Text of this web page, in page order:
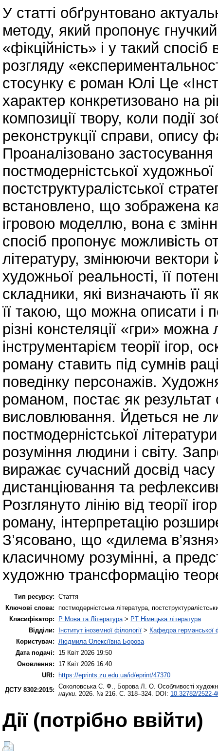
У статті обґрунтовано
методу, який пропонує
«фікційність» і у такий
розгляду
стосунку є роман Юлі Це
характер конкретизовано на
композиції твору, коли події
реконструкції справи, опису
Проаналізовано застосування
постмодерністської
постструктуралістської
встановлено, що зображена
ігровою моделлю, вона є
спосіб пропонує можливість
літературу, змінюючи
художньої реальності, її
складники, які визначають її
її такою, що можна описати і
різні констеляції «гри»
інструментарієм теорії ігор,
роману ставить під сумнів
поведінку персонажів.
романом, постає як результат
висловлювання. Йдеться не
постмодерністської
розуміння людини і світу.
виражає сучасний досвід часу
дистанціювання та
Розглянуто лінію від теорії
роману, інтерпретацію
З’ясовано, що «дилема
класичному розумінні, а
художню трансформацію
Тип ресурсу: Стаття
Ключові слова: постмодерністська література,
Класифікатор:
P Мова та Література > PT Німецька література
Відділи:
Інститут іноземної філології > Кафедра германської
Користувач:
Людмила Олексіївна Борова
Дата подачі:
15 Квіт 2026 19:50
Оновлення:
17 Квіт 2026 16:40
URI: https://eprints.zu.edu.ua/id/eprint/47370
ДСТУ 8302:2015: Соколовська С. Ф. Борова Л. О. Особливості
науки . 2026. № 216. С. 318–324. DOI: 10.32782/2522-
Дії ​​(потрібно ввійти)